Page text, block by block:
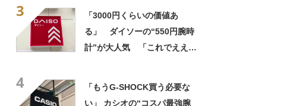
3
「3000円くらいの価値あ
る」 ダイソーの“550円腕時
計”が大人気 「これでええや
4
「もうG-SHOCK買う必要な
い」 カシオの“コスパ最強腕